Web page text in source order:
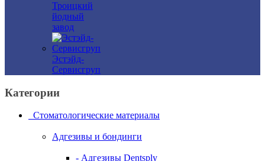
Троицкий
йодный
завод
Эстэйд-
Сервисгруп
Категории
Стоматологические материалы
Адгезивы и бондинги
- Адгезивы Dentsply